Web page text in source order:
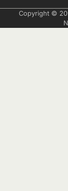
Copyright ©